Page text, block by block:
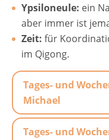
Ypsiloneule: ein
aber immer ist
Zeit: für
im Qigong.
Tages- und
Michael
Tages- und